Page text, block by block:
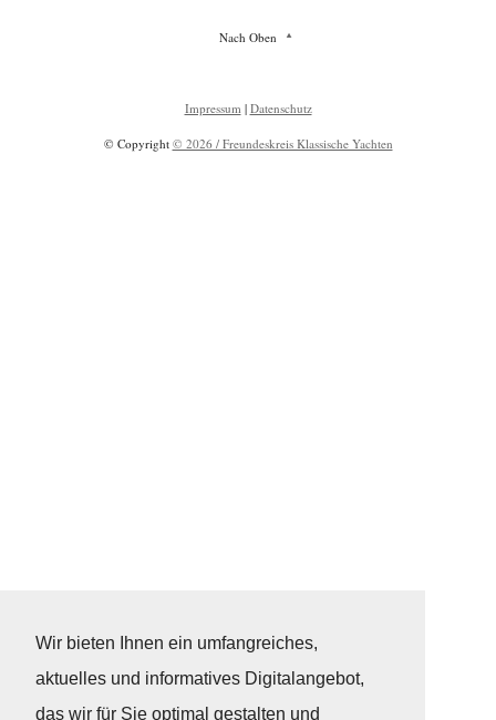
Wir bieten Ihnen ein umfangreiches,
aktuelles und informatives Digitalangebot,
das wir für Sie optimal gestalten und
Nach Oben
Impressum | Datenschutz
© Copyright © 2026 / Freundeskreis Klassische Yachten